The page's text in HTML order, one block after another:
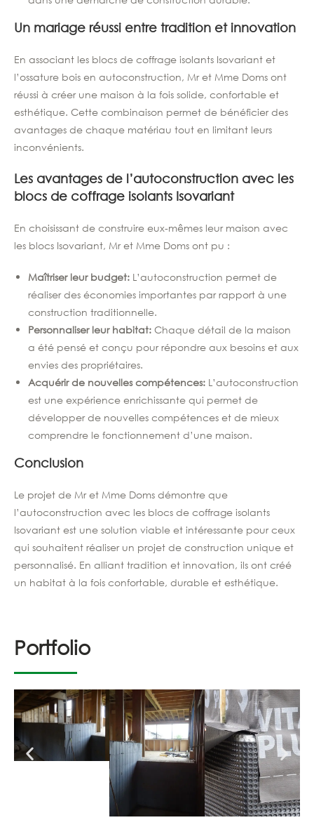
Un mariage réussi entre tradition et innovation
En associant les blocs de coffrage isolants Isovariant et
l’ossature bois en autoconstruction, Mr et Mme Doms ont
réussi à créer une maison à la fois solide, confortable et
esthétique. Cette combinaison permet de bénéficier des
avantages de chaque matériau tout en limitant leurs
inconvénients.
Les avantages de l’autoconstruction avec les
blocs de coffrage isolants Isovariant
En choisissant de construire eux-mêmes leur maison avec
les blocs Isovariant, Mr et Mme Doms ont pu :
Maîtriser leur budget: L’autoconstruction permet de
réaliser des économies importantes par rapport à une
construction traditionnelle.
Personnaliser leur habitat: Chaque détail de la maison
a été pensé et conçu pour répondre aux besoins et aux
envies des propriétaires.
Acquérir de nouvelles compétences: L’autoconstruction
est une expérience enrichissante qui permet de
développer de nouvelles compétences et de mieux
comprendre le fonctionnement d’une maison.
Conclusion
Le projet de Mr et Mme Doms démontre que
l’autoconstruction avec les blocs de coffrage isolants
Isovariant est une solution viable et intéressante pour ceux
qui souhaitent réaliser un projet de construction unique et
personnalisé. En alliant tradition et innovation, ils ont créé
un habitat à la fois confortable, durable et esthétique.
Portfolio